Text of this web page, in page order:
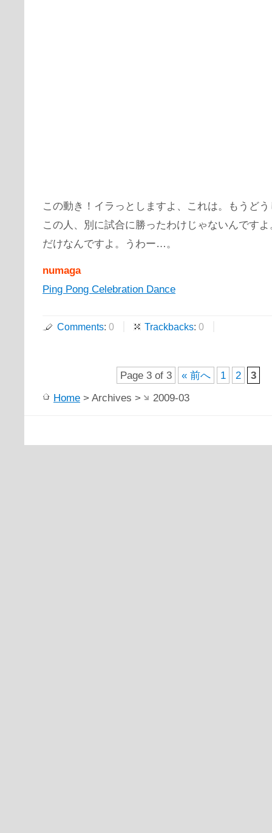
この動き！イラっとしますよ、これは。もうど
この人、別に試合に勝ったわけじゃないんです
だけなんですよ。うわー…。
numaga
Ping Pong Celebration Dance
Comments: 0 Trackbacks: 0
Page 3 of 3 « 前へ 1 2
3
Home > Archives > 2009-03